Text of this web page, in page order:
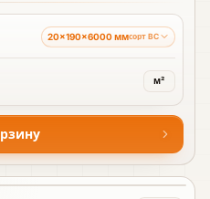
20×190×6000 ммсорт BC
м²